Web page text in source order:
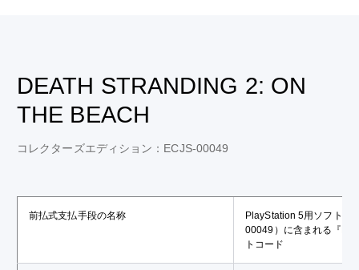
DEATH STRANDING 2: ON
THE BEACH
コレクターズエディション：ECJS-00049
前払式支払手段の名称
PlayStation 5用ソフトウ
00049）に含まれる『
トコード